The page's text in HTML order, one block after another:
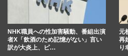
NHK職員への性加害騒動、番組出演
者X「飲酒のため記憶がない」言い
訳が大炎上、ピ…
元
再
り